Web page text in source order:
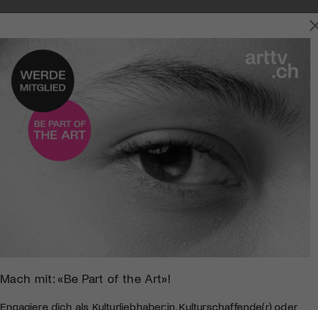
Mach mit: «Be Part of the Art»!
Engagiere dich als Kulturliebhaber:in, Kulturschaffende(r) oder